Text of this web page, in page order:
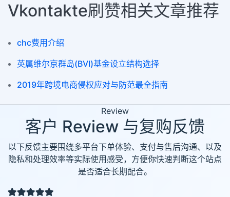
Vkontakte刷赞相关文章推荐
chc费用介绍
英属维尔京群岛(BVI)基金设立结构选择
2019年跨境电商侵权应对与防范最全指南
Review
客户 Review 与复购反馈
以下反馈主要围绕多平台下单体验、支付与售后沟通、以及
隐私和处理效率等实际使用感受，方便你快速判断这个站点
是否适合长期配合。